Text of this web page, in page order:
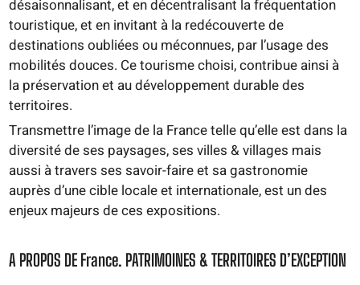
désaisonnalisant, et en décentralisant la fréquentation
touristique, et en invitant à la redécouverte de
destinations oubliées ou méconnues, par l’usage des
mobilités douces. Ce tourisme choisi, contribue ainsi à
la préservation et au développement durable des
territoires.
Transmettre l’image de la France telle qu’elle est dans la
diversité de ses paysages, ses villes & villages mais
aussi à travers ses savoir-faire et sa gastronomie
auprès d’une cible locale et internationale, est un des
enjeux majeurs de ces expositions.
A PROPOS DE France. PATRIMOINES & TERRITOIRES D’EXCEPTION